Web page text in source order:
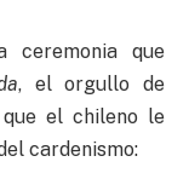
ceremonia que
, el orgullo de
el chileno le
cardenismo: